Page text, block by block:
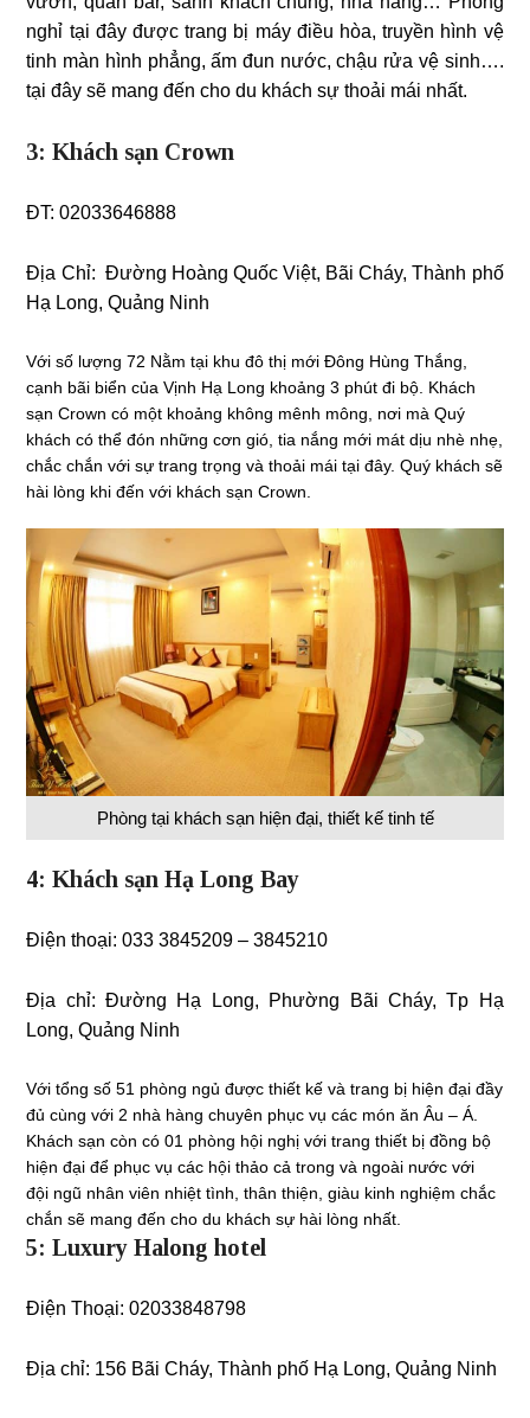
nghỉ tại đây được trang bị máy điều hòa, truyền hình vệ
tinh màn hình phẳng, ấm đun nước, chậu rửa vệ sinh….
tại đây sẽ mang đến cho du khách sự thoải mái nhất.
3: Khách sạn Crown
ĐT: 02033646888
Địa Chỉ: Đường Hoàng Quốc Việt, Bãi Cháy, Thành phố
Hạ Long, Quảng Ninh
Với số lượng 72 Nằm tại khu đô thị mới Đông Hùng Thắng,
cạnh bãi biển của Vịnh Hạ Long khoảng 3 phút đi bộ. Khách
sạn Crown có một khoảng không mênh mông, nơi mà Quý
khách có thể đón những cơn gió, tia nắng mới mát dịu nhè nhẹ,
chắc chắn với sự trang trọng và thoải mái tại đây. Quý khách sẽ
hài lòng khi đến với khách sạn Crown.
Phòng tại khách sạn hiện đại, thiết kế tinh tế
4: Khách sạn Hạ Long Bay
Điện thoại:033 3845209 – 3845210
Địa chỉ:Đường Hạ Long, Phường Bãi Cháy, Tp Hạ
Long, Quảng Ninh
Với tổng số 51 phòng ngủ được thiết kế và trang bị hiện đại đầy
đủ cùng với 2 nhà hàng chuyên phục vụ các món ăn Âu – Á.
Khách sạn còn có 01 phòng hội nghị với trang thiết bị đồng bộ
hiện đại để phục vụ các hội thảo cả trong và ngoài nước với
đội ngũ nhân viên nhiệt tình, thân thiện, giàu kinh nghiệm chắc
chắn sẽ mang đến cho du khách sự hài lòng nhất.
5: Luxury Halong hotel
Điện Thoại: 02033848798
Địa chỉ: 156 Bãi Cháy, Thành phố Hạ Long, Quảng Ninh